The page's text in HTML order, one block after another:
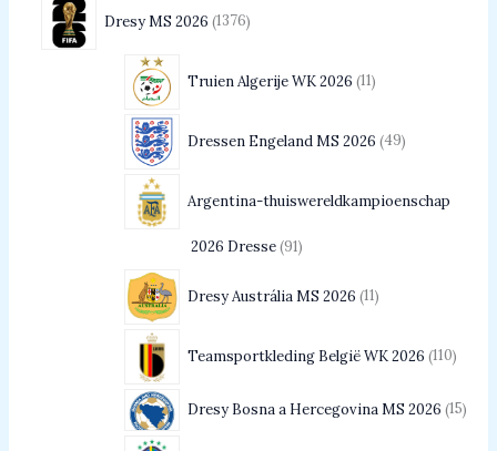
Dresy MS 2026 1376
Truien Algerije WK 2026 11
Dressen Engeland MS 2026 49
Argentina-thuiswereldkampioenschap
2026 Dresse 91
Dresy Austrália MS 2026 11
Teamsportkleding België WK 2026 110
Dresy Bosna a Hercegovina MS 2026 15